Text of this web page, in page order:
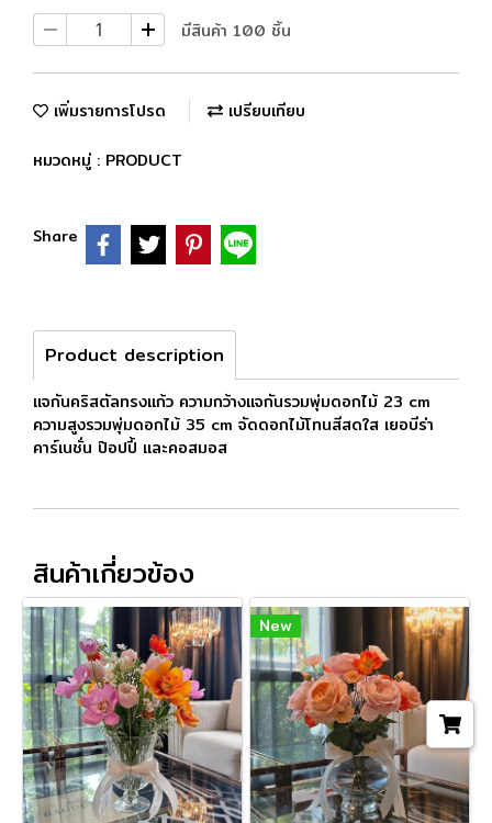
มีสินค้า 100 ชิ้น
เพิ่มรายการโปรด เปรียบเทียบ
หมวดหมู่ : PRODUCT
Share
Product description
แจกันคริสตัลทรงแก้ว ความกว้างแจกันรวมพุ่มดอกไม้ 23 cm
ความสูงรวมพุ่มดอกไม้ 35 cm จัดดอกไม้โทนสีสดใส เยอบีร่า
คาร์เนชั่น ป๊อปปี้ และคอสมอส
สินค้าเกี่ยวข้อง
New